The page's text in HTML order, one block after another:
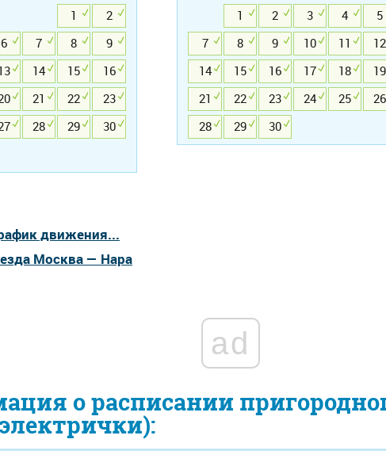
о расписании
1
2
6 7 8
9
14 15
16
21 22
23
28 29
30
1
2 3 4 5
7
8 9 10 11 12
14
15 16 17 18 19
21
22 23 24 25 26
28
29 30
движения...
Москва — Нара
ad